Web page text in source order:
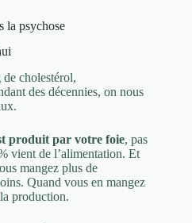
la psychose
cholestérol,
des décennies, on nous
produit par votre foie, pas
vient de l’alimentation. Et
mangez plus de
Quand vous en mangez
production.